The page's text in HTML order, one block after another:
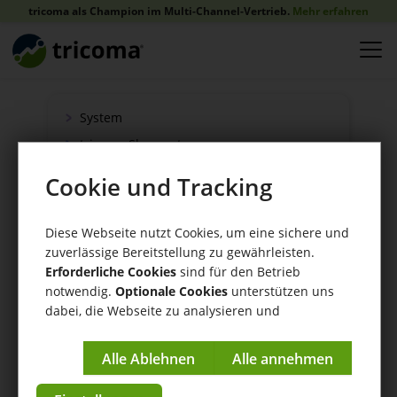
tricoma als Champion im Multi-Channel-Vertrieb. Mehr erfahren
System
tricoma Shopsystem
Verkauf
Schnittstellen
Zahlung
Versand
WaWi/CRM
Cookie und Tracking
Diese Webseite nutzt Cookies, um eine sichere und
zuverlässige Bereitstellung zu gewährleisten.
Erforderliche Cookies sind für den Betrieb
notwendig. Optionale Cookies unterstützen uns
dabei, die Webseite zu analysieren und
Impressum| Datenschutzerklärung